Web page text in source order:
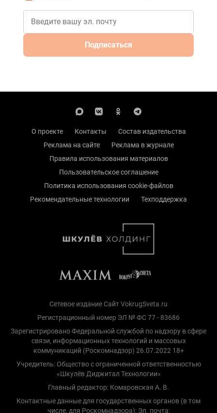
Подписаться
О проекте Контакты
Состав издательства
Реклама на сайте
Реклама в журнале
Правила использования материалов
Пользовательское соглашение
Политика использования cookie-файлов
Рекомендательные технологии
Техподдержка
Сетевое издание Сайт VokrugSveta.ru
Регистрационный номер ЭЛ № ФС 77 - 83686
Зарегистрировано Федеральной службой по надзору в сфере
связи, информационных технологий и массовых
коммуникаций (Роскомнадзор) 26.07.2022 18+
Учредитель: Общество с ограниченной ответственностью
«Шкулёв Диджитал Технологии»
Главный редактор: Комаровская А. В.
Контактные данные для государственных органов (в том
числе, для Роскомнадзора): Эл. почта: